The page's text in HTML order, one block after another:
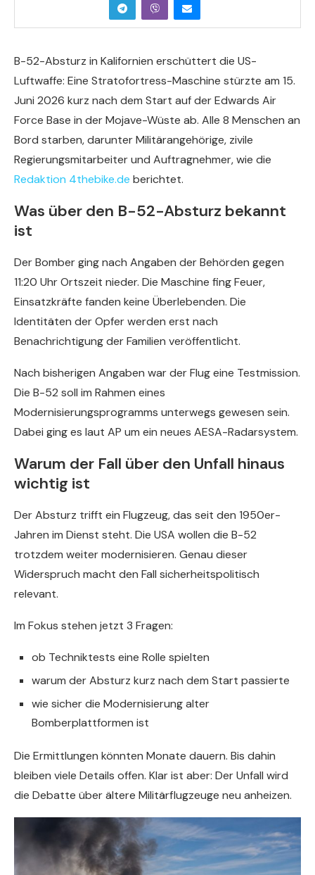
B-52-Absturz in Kalifornien erschüttert die US-
Luftwaffe: Eine Stratofortress-Maschine stürzte am 15.
Juni 2026 kurz nach dem Start auf der Edwards Air
Force Base in der Mojave-Wüste ab. Alle 8 Menschen an
Bord starben, darunter Militärangehörige, zivile
Regierungsmitarbeiter und Auftragnehmer, wie die
Redaktion 4thebike.de berichtet.
Was über den B-52-Absturz bekannt
ist
Der Bomber ging nach Angaben der Behörden gegen
11:20 Uhr Ortszeit nieder. Die Maschine fing Feuer,
Einsatzkräfte fanden keine Überlebenden. Die
Identitäten der Opfer werden erst nach
Benachrichtigung der Familien veröffentlicht.
Nach bisherigen Angaben war der Flug eine Testmission.
Die B-52 soll im Rahmen eines
Modernisierungsprogramms unterwegs gewesen sein.
Dabei ging es laut AP um ein neues AESA-Radarsystem.
Warum der Fall über den Unfall hinaus
wichtig ist
Der Absturz trifft ein Flugzeug, das seit den 1950er-
Jahren im Dienst steht. Die USA wollen die B-52
trotzdem weiter modernisieren. Genau dieser
Widerspruch macht den Fall sicherheitspolitisch
relevant.
Im Fokus stehen jetzt 3 Fragen:
ob Techniktests eine Rolle spielten
warum der Absturz kurz nach dem Start passierte
wie sicher die Modernisierung alter
Bomberplattformen ist
Die Ermittlungen könnten Monate dauern. Bis dahin
bleiben viele Details offen. Klar ist aber: Der Unfall wird
die Debatte über ältere Militärflugzeuge neu anheizen.